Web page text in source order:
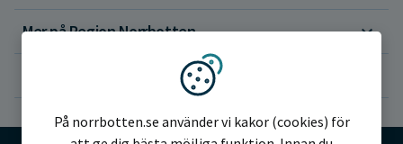
Mer på Region Norrbotten
Vi använder kakor
På norrbotten.se använder vi kakor (cookies) för